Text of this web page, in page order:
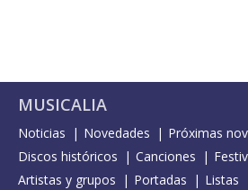
MUSICALIA
Noticias Novedades
Próximas
Discos históricos
Canciones
Artistas y grupos
Portadas Listas